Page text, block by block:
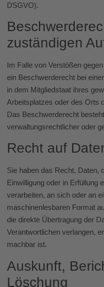
DSGVO).
zuständigen
Im Falle von Verstößen
ein Beschwerderecht bei
in dem Mitgliedstaat ihres
Arbeitsplatzes oder des Orts
Das Beschwerderecht
verwaltungsrechtlicher oder
Recht auf
Sie haben das Recht, Daten,
Einwilligung oder in Erfüllung
verarbeiten, an sich oder an
maschinenlesbaren Format
die direkte Übertragung der
Verantwortlichen verlangen,
machbar ist.
Auskunft,
Löschung